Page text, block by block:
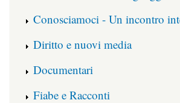
Conosciamoci - Un incontro
Diritto e nuovi media
Documentari
Fiabe e Racconti